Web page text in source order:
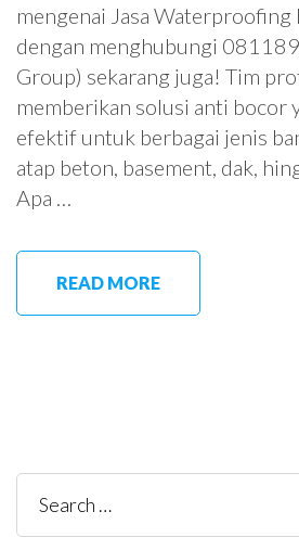
mengenai Jasa Waterproofing
dengan menghubungi
Group) sekarang juga! Tim
memberikan solusi anti bocor
efektif untuk berbagai jenis
atap beton, basement, dak,
Apa …
READ MORE
Search
for: